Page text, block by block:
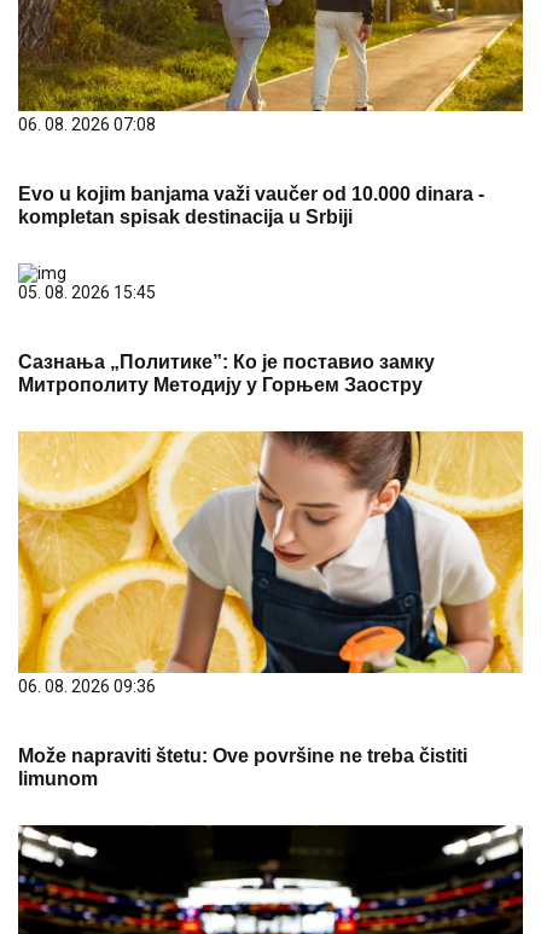
06. 08. 2026 07:08
Evo u kojim banjama važi vaučer od 10.000 dinara -
kompletan spisak destinacija u Srbiji
05. 08. 2026 15:45
Сазнања „Политике”: Ко је поставио замку
Митрополиту Методију у Горњем Заостру
06. 08. 2026 09:36
Može napraviti štetu: Ove površine ne treba čistiti
limunom